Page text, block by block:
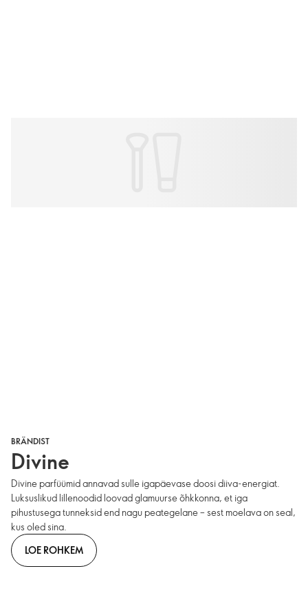
BRÄNDIST
Divine
Divine parfüümid annavad sulle igapäevase doosi diiva-energiat.
Luksuslikud lillenoodid loovad glamuurse õhkkonna, et iga
pihustusega tunneksid end nagu peategelane – sest moelava on seal,
kus oled sina.
LOE ROHKEM